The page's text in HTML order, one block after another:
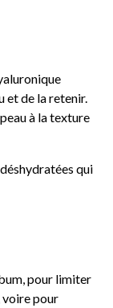
et de la retenir.
à la texture
qui
pour limiter
voire pour